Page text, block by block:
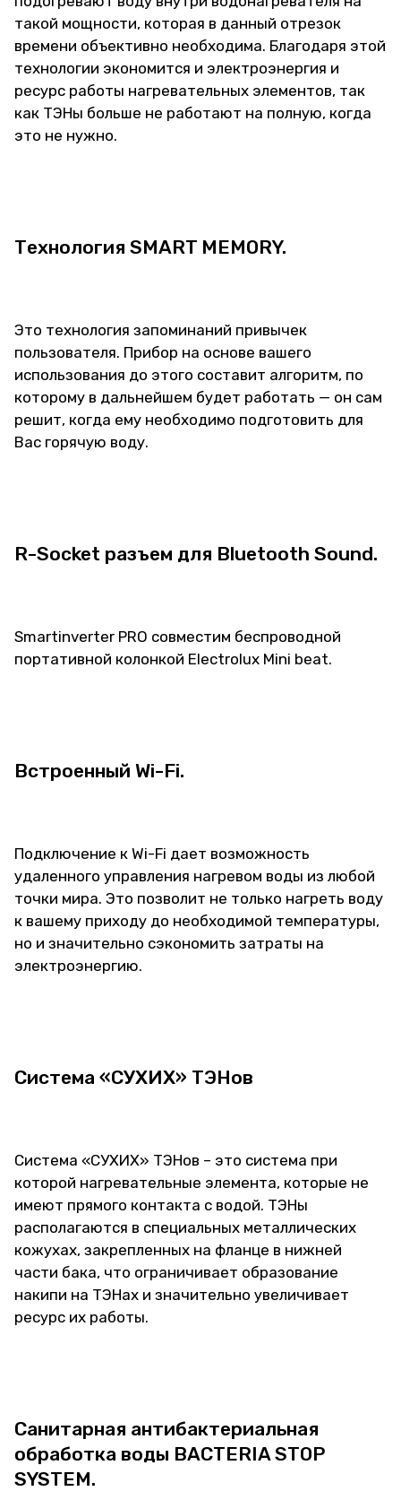
такой мощности, которая в данный отрезок
времени объективно необходима. Благодаря этой
технологии экономится и электроэнергия и
ресурс работы нагревательных элементов, так
как ТЭНы больше не работают на полную, когда
это не нужно.
Технология SMART MEMORY.
Это технология запоминаний привычек
пользователя. Прибор на основе вашего
использования до этого составит алгоритм, по
которому в дальнейшем будет работать — он сам
решит, когда ему необходимо подготовить для
Вас горячую воду.
R-Socket разъем для Bluetooth Sound.
Smartinverter PRO совместим беспроводной
портативной колонкой Electrolux Mini beat.
Встроенный Wi-Fi.
Подключение к Wi-Fi дает возможность
удаленного управления нагревом воды из любой
точки мира. Это позволит не только нагреть воду
к вашему приходу до необходимой температуры,
но и значительно сэкономить затраты на
электроэнергию.
Система «СУХИХ» ТЭНов
Система «СУХИХ» ТЭНов – это система при
которой нагревательные элемента, которые не
имеют прямого контакта с водой. ТЭНы
располагаются в специальных металлических
кожухах, закрепленных на фланце в нижней
части бака, что ограничивает образование
накипи на ТЭНах и значительно увеличивает
ресурс их работы.
Санитарная антибактериальная
обработка воды BACTERIA STOP
SYSTEM.